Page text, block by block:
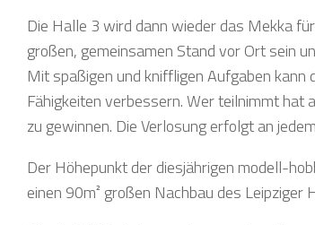
Die Halle 3 wird dann wieder das Mekka
großen, gemeinsamen Stand vor Ort sein
Mit spaßigen und kniffligen Aufgaben
Fähigkeiten verbessern. Wer teilnimmt hat
zu gewinnen. Die Verlosung erfolgt an
Der Höhepunkt der diesjährigen modell-
einen 90m² großen Nachbau des Leipziger